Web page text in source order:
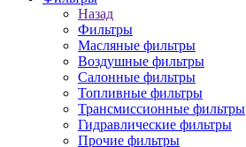
Назад
Фильтры
Масляные фильтры
Воздушные фильтры
Салонные фильтры
Топливные фильтры
Трансмиссионные фильтры
Гидравлические фильтры
Прочие фильтры